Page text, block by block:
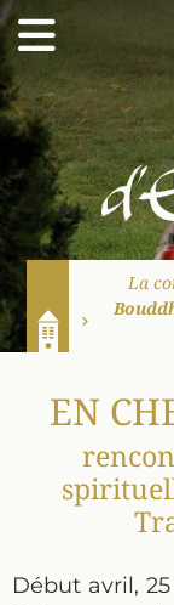
La
EN
Début avril,